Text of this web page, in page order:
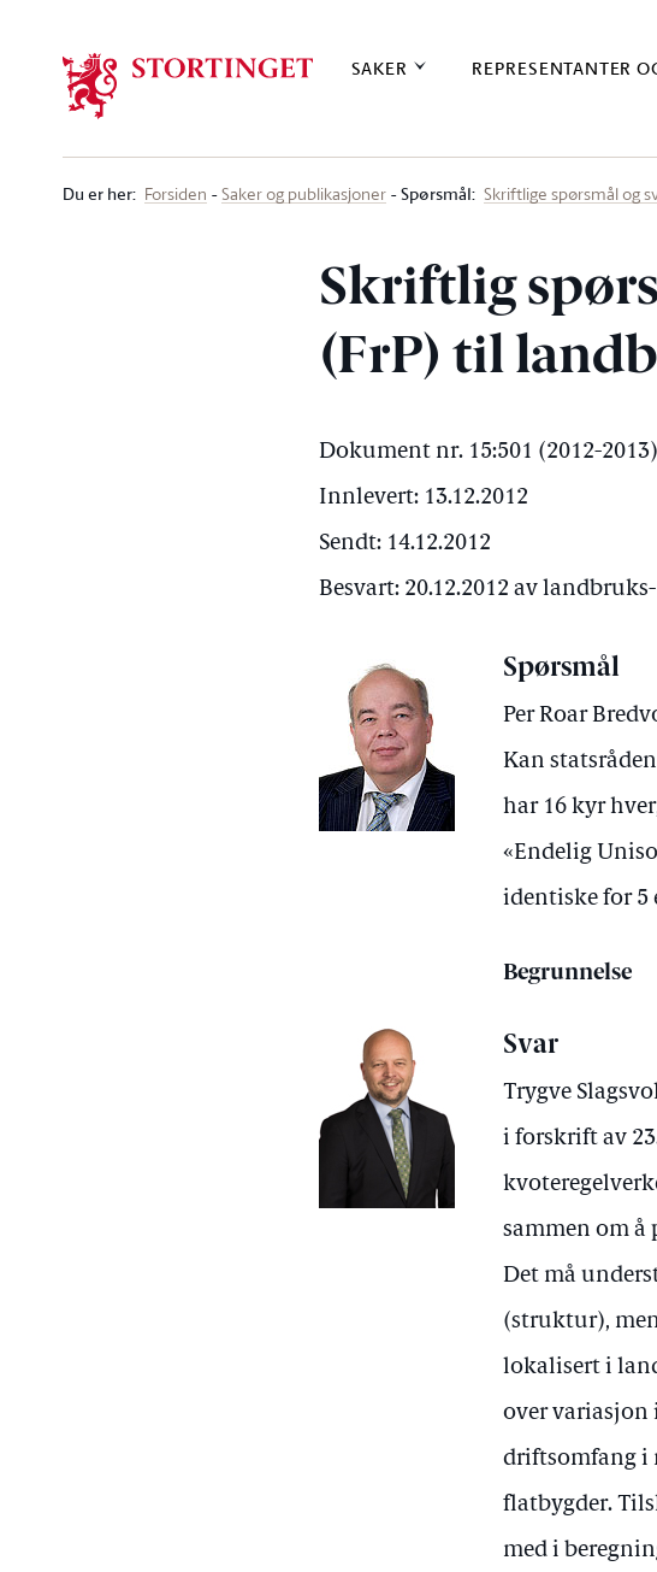
SAKER REPRESENTANTER
Du er her: Forsiden Saker og publikasjoner Spørsmål: Skriftlige spørsmål og
Skriftlig
(FrP) til
Dokument nr. 15:501 (2012-2013)
Innlevert: 13.12.2012
Sendt: 14.12.2012
Besvart: 20.12.2012 av
Spørsmål
Per Roar
Kan
har 16 kyr
«Endelig
identiske for 5
Begrunnelse
Svar
Trygve
i forskrift av
sammen om å
Det må
(struktur),
lokalisert i
over
driftsomfang i
flatbygder.
med i